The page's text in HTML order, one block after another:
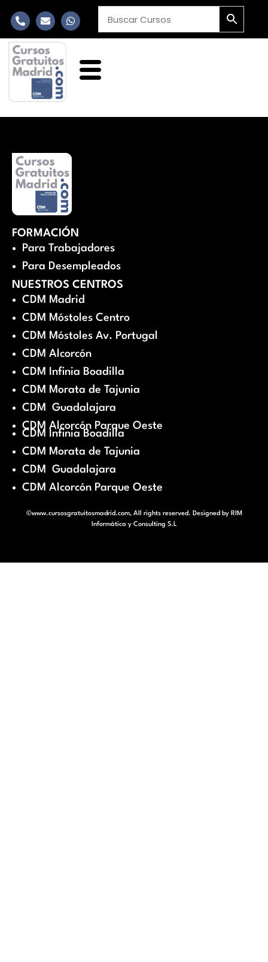
FORMACIÓN
Para Trabajadores
Para Desempleados
NUESTROS CENTROS
CDM Madrid
CDM Móstoles Centro
CDM Móstoles Av. Portugal
CDM Alcorcón
CDM Infinia Boadilla
CDM Morata de Tajunia
CDM Guadalajara
CDM Alcorcón Parque Oeste
CDM Infinia Boadilla
CDM Morata de Tajunia
CDM Guadalajara
CDM Alcorcón Parque Oeste
©www.cursosgratuitosmadrid.com, All rights reserved. Designed by RIM
Informática y Consulting S.L